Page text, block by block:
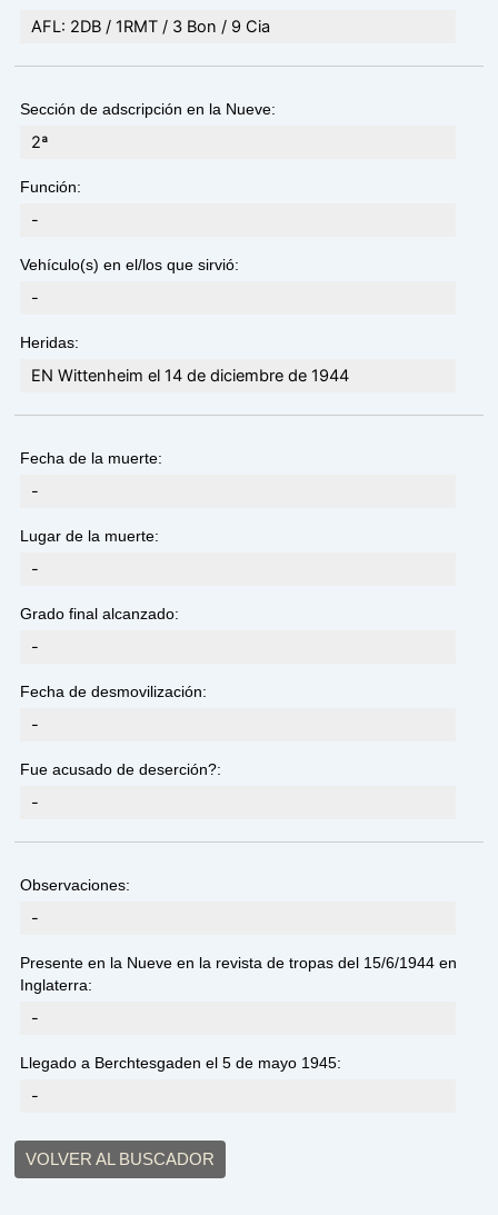
AFL: 2DB / 1RMT / 3 Bon / 9 Cia
Sección de adscripción en la Nueve:
2ª
Función:
-
Vehículo(s) en el/los que sirvió:
-
Heridas:
EN Wittenheim el 14 de diciembre de 1944
Fecha de la muerte:
-
Lugar de la muerte:
-
Grado final alcanzado:
-
Fecha de desmovilización:
-
Fue acusado de deserción?:
-
Observaciones:
-
Presente en la Nueve en la revista de tropas del 15/6/1944 en
Inglaterra:
-
Llegado a Berchtesgaden el 5 de mayo 1945:
-
VOLVER AL BUSCADOR